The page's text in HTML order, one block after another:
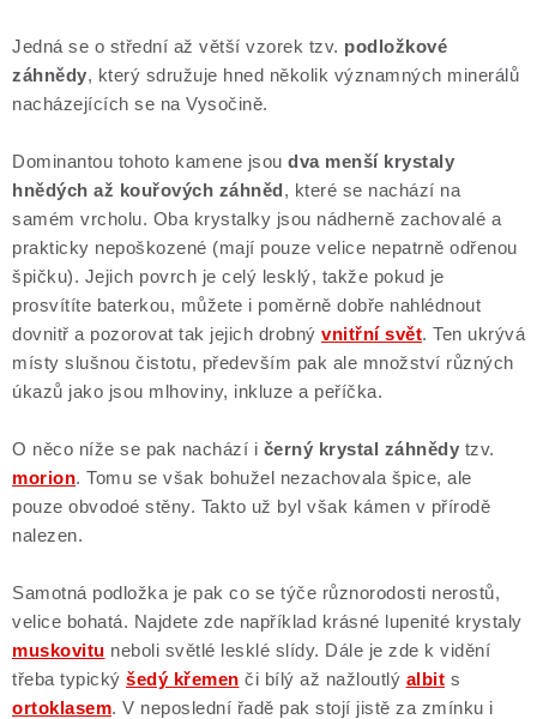
Poučení o právu na odstoupení od smlouvy
Jedná se o střední až větší vzorek tzv. podložkové
záhnědy, který sdružuje hned několik významných minerálů
nacházejících se na Vysočině.
Dominantou tohoto kamene jsou dva menší krystaly
hnědých až kouřových záhněd , které se nachází na
samém vrcholu. Oba krystalky jsou nádherně zachovalé a
prakticky nepoškozené (mají pouze velice nepatrně odřenou
špičku). Jejich povrch je celý lesklý, takže pokud je
prosvítíte baterkou, můžete i poměrně dobře nahlédnout
dovnitř a pozorovat tak jejich drobný vnitřní svět. Ten ukrývá
místy slušnou čistotu, především pak ale množství různých
úkazů jako jsou mlhoviny, inkluze a peříčka.
O něco níže se pak nachází i černý krystal záhnědy tzv.
morion. Tomu se však bohužel nezachovala špice, ale
pouze obvodoé stěny. Takto už byl však kámen v přírodě
nalezen.
Samotná podložka je pak co se týče různorodosti nerostů,
velice bohatá. Najdete zde například krásné lupenité krystaly
muskovitu neboli světlé lesklé slídy. Dále je zde k vidění
třeba typický šedý křemen či bílý až nažloutlý albit s
ortoklasem. V neposlední řadě pak stojí jistě za zmínku i